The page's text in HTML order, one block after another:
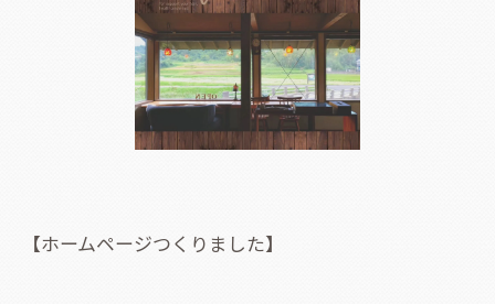
【ホームページつくりました】